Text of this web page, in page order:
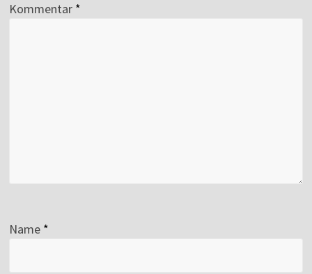
Kommentar *
Name *